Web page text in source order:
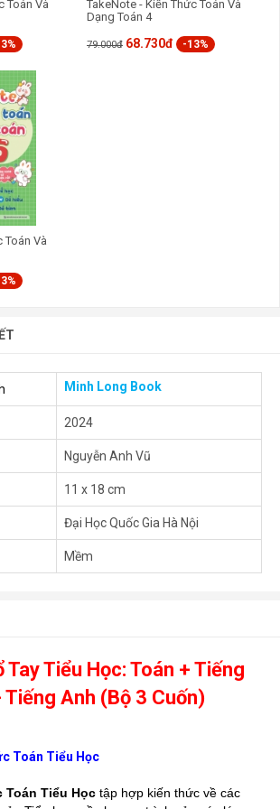
Toán Và
TakeNote - Kiến Thức Toán Và
Dạng Toán 4
79.000đ 68.730đ -13%
Toán Và
Minh Long Book
2024
Nguyễn Anh Vũ
11 x 18 cm
Đại Học Quốc Gia Hà Nội
Mềm
Tay Tiểu Học: Toán + Tiếng
Tiếng Anh (Bộ 3 Cuốn)
Toán Tiểu Học
Toán Tiểu Học tập hợp kiến thức về các